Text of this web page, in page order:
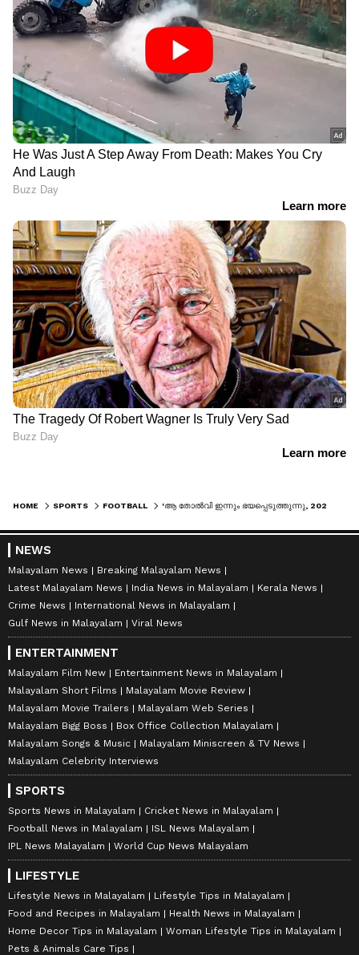
HOME SPORTS FOOTBALL
NEWS
Malayalam News
Breaking Malayalam News
Latest Malayalam News
India News in Malayalam
Kerala News
Crime News
International News in Malayalam
Gulf News in Malayalam
Viral News
ENTERTAINMENT
Malayalam Film New
Entertainment News in Malayalam
Malayalam Short Films
Malayalam Movie Review
Malayalam Movie Trailers
Malayalam Web Series
Malayalam Bigg Boss
Box Office Collection Malayalam
Malayalam Songs & Music
Malayalam Miniscreen & TV News
Malayalam Celebrity Interviews
SPORTS
Sports News in Malayalam
Cricket News in Malayalam
Football News in Malayalam
ISL News Malayalam
IPL News Malayalam
World Cup News Malayalam
LIFESTYLE
Lifestyle News in Malayalam
Lifestyle Tips in Malayalam
Food and Recipes in Malayalam
Health News in Malayalam
Home Decor Tips in Malayalam
Woman Lifestyle Tips in Malayalam
Pets & Animals Care Tips